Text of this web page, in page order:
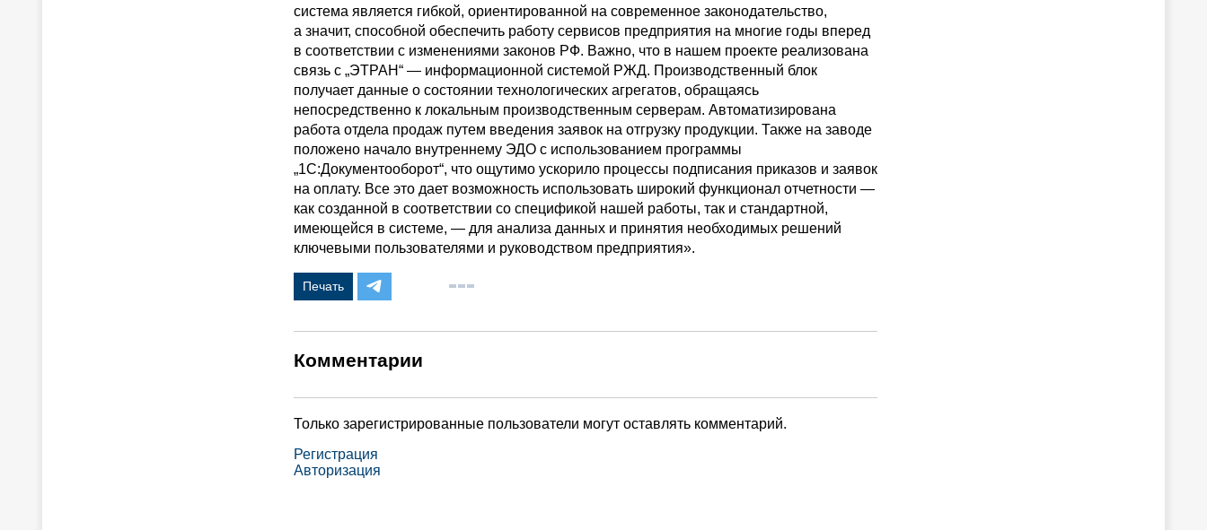
система является гибкой, ориентированной на современное законодательство,
а значит, способной обеспечить работу сервисов предприятия на многие годы вперед
в соответствии с изменениями законов РФ. Важно, что в нашем проекте реализована
связь с „ЭТРАН“ — информационной системой РЖД. Производственный блок
получает данные о состоянии технологических агрегатов, обращаясь
непосредственно к локальным производственным серверам. Автоматизирована
работа отдела продаж путем введения заявок на отгрузку продукции. Также на заводе
положено начало внутреннему ЭДО с использованием программы
„1С:Документооборот“, что ощутимо ускорило процессы подписания приказов и заявок
на оплату. Все это дает возможность использовать широкий функционал отчетности —
как созданной в соответствии со спецификой нашей работы, так и стандартной,
имеющейся в системе, — для анализа данных и принятия необходимых решений
ключевыми пользователями и руководством предприятия».
Печать
Комментарии
Только зарегистрированные пользователи могут оставлять комментарий.
Регистрация
Авторизация